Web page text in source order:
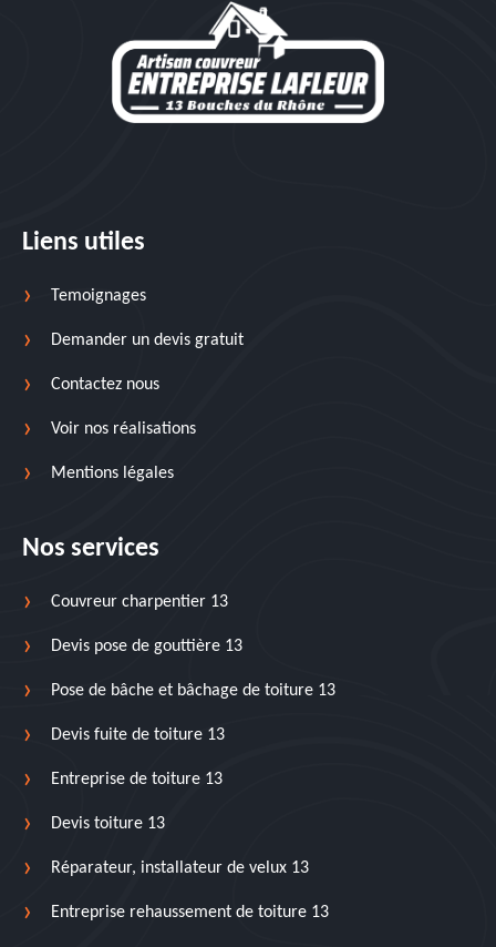
Liens utiles
Temoignages
Demander un devis gratuit
Contactez nous
Voir nos réalisations
Mentions légales
Nos services
Couvreur charpentier 13
Devis pose de gouttière 13
Pose de bâche et bâchage de toiture 13
Devis fuite de toiture 13
Entreprise de toiture 13
Devis toiture 13
Réparateur, installateur de velux 13
Entreprise rehaussement de toiture 13